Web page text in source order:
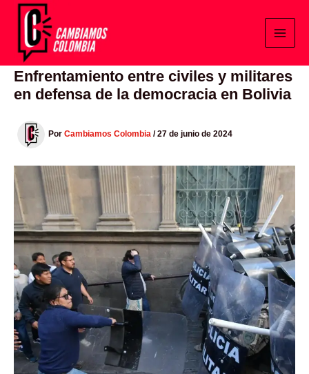
contenido
Enfrentamiento entre civiles y militares
en defensa de la democracia en Bolivia
Por Cambiamos Colombia /27 de junio de 2024